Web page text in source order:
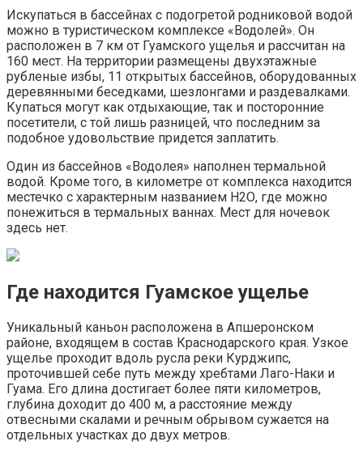
Искупаться в бассейнах с подогретой родниковой водой
можно в туристическом комплексе «Водолей». Он
расположен в 7 км от Гуамского ущелья и рассчитан на
160 мест. На территории размещены двухэтажные
рубленые избы, 11 открытых бассейнов, оборудованных
деревянными беседками, шезлонгами и раздевалками.
Купаться могут как отдыхающие, так и посторонние
посетители, с той лишь разницей, что последним за
подобное удовольствие придется заплатить.
Один из бассейнов «Водолея» наполнен термальной
водой. Кроме того, в километре от комплекса находится
местечко с характерным названием Н2О, где можно
понежиться в термальных ваннах. Мест для ночевок
здесь нет.
Где находится Гуамское ущелье
Уникальный каньон расположена в Апшеронском
районе, входящем в состав Краснодарского края. Узкое
ущелье проходит вдоль русла реки Курджипс,
проточившей себе путь между хребтами Лаго-Наки и
Гуама. Его длина достигает более пяти километров,
глубина доходит до 400 м, а расстояние между
отвесными скалами и речным обрывом сужается на
отдельных участках до двух метров.